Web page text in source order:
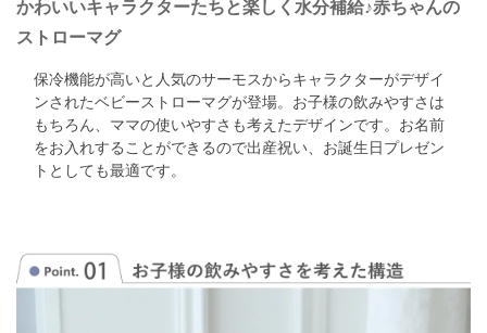
かわいいキャラクターたちと楽しく水分補給♪赤ちゃんの
ストローマグ
保冷機能が高いと人気のサーモスからキャラクターがデザイ
ンされたベビーストローマグが登場。 お子様の飲みやすさは
もちろん、ママの使いやすさも考えたデザインです。 お名前
をお入れすることができるので出産祝い、お誕生日プレゼン
トとしても最適です。